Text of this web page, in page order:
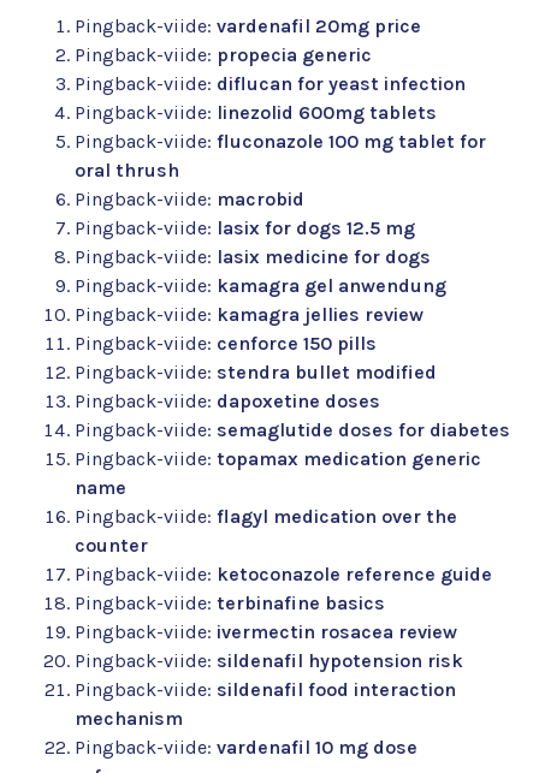
Pingback-viide:vardenafil 20mg price
Pingback-viide: propecia generic
Pingback-viide: diflucan for yeast infection
Pingback-viide: linezolid 600mg tablets
Pingback-viide:fluconazole 100 mg tablet for
oral thrush
Pingback-viide: macrobid
Pingback-viide: lasix for dogs 12.5 mg
Pingback-viide: lasix medicine for dogs
Pingback-viide: kamagra gel anwendung
Pingback-viide: kamagra jellies review
Pingback-viide: cenforce 150 pills
Pingback-viide: stendra bullet modified
Pingback-viide: dapoxetine doses
Pingback-viide: semaglutide doses for diabetes
Pingback-viide:topamax medication generic
name
Pingback-viide:flagyl medication over the
counter
Pingback-viide: ketoconazole reference guide
Pingback-viide:terbinafine basics
Pingback-viide: ivermectin rosacea review
Pingback-viide: sildenafil hypotension risk
Pingback-viide: sildenafil food interaction
mechanism
Pingback-viide:vardenafil 10 mg dose